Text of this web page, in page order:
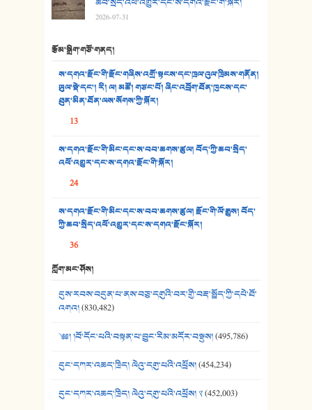
31. ཕ་ཡུལ་ཡར་ཀླུང་།
32. ཨ་མ།
33. འཛོམས་པའི་ལམ།
34. ཉི་མ་སེམས་ལ་ཞོག་དང་། - ཟླ་སྒྲོན།
36. ཟླ་གཞོན་སྙན་དབྱངས། - ཟླ་སྒྲོན།
38. ཡབ་ཡུམ། - ཟླ་སྒྲོན།
2026-07-31
རྩོམ་སྒྲིག་གཙོ་གནད།
ས་དགའ་རྫོང་གི་རྫོང་གཞིས་འགྲོ་སྟངས་དང་ཁྲལ་འུལ་ཁྲིམས་གནོན།
ཡུལ་སྡེ་དང་། རི། ལ། མཚོ། གཙང་པོ། ཞིང་འབྲོག་ཐོན་ཁུངས་དང་
ཐུན་མིན་ཐོན་ལས་སོགས་ཀྱི་སྐོར།
13
ས་དགའ་རྫོང་གི་མིང་དང་ས་བབ་ཆགས་ཚུལ། བོད་ཀྱི་ཆབ་སྲིད་
འཕོ་འགྱུར་དང་ས་དགའ་རྫོང་གི་སྐོར།
24
ས་དགའ་རྫོང་གི་མིང་དང་ས་བབ་ཆགས་ཚུལ། རྫོང་གི་ལོ་རྒྱུས། བོད་
ཀྱི་ཆབ་སྲིད་འཕོ་འགྱུར་དང་ས་དགའ་རྫོང་སྐོར།
36
ཀློག་མང་ཤོས།
དུས་རབས་བདུན་པ་ནས་བཅུ་དགུའི་བར་གྱི་བརྡ་སྤྲོད་ཀྱི་དཔེ་ཐོ་
འགའ།(830,482)
༄༅། །བོ་དོང་པའི་བསྟན་པ་བྱུང་རིམ་མདོར་བསྡུས།(495,786)
དུང་དཀར་འཆད་ཁྲིད། ལེའུ་དགུ་པའི་འཕྲོས།(454,234)
དུང་དཀར་འཆད་ཁྲིད། ལེའུ་དགུ་པའི་འཕྲོས། ༢(452,003)